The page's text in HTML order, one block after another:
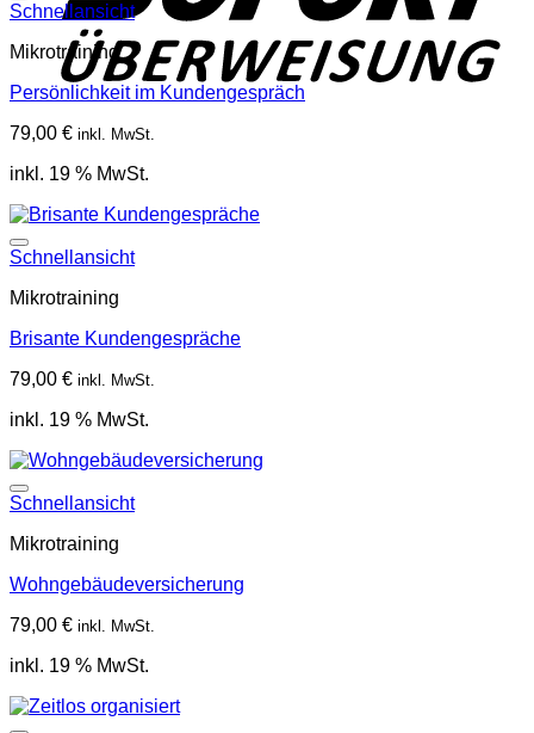
Schnellansicht
Mikrotraining
Persönlichkeit im Kundengespräch
79,00 € inkl. MwSt.
inkl. 19 % MwSt.
Schnellansicht
Mikrotraining
Brisante Kundengespräche
79,00 € inkl. MwSt.
inkl. 19 % MwSt.
Schnellansicht
Mikrotraining
Wohngebäudeversicherung
79,00 € inkl. MwSt.
inkl. 19 % MwSt.